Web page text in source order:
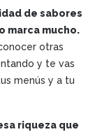
de sabores
marca mucho.
otras
y te vas
menús y a tu
riqueza que